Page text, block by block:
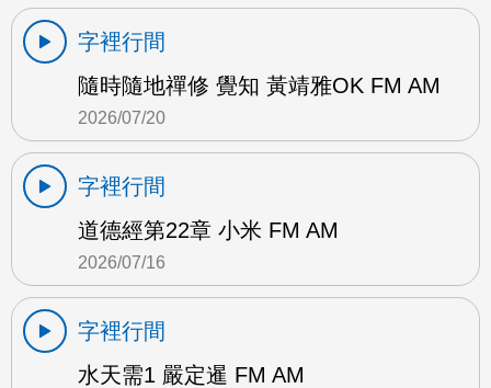
字裡行間
隨時隨地禪修 覺知 黃靖雅OK FM AM
2026/07/20
字裡行間
道德經第22章 小米 FM AM
2026/07/16
字裡行間
水天需1 嚴定暹 FM AM